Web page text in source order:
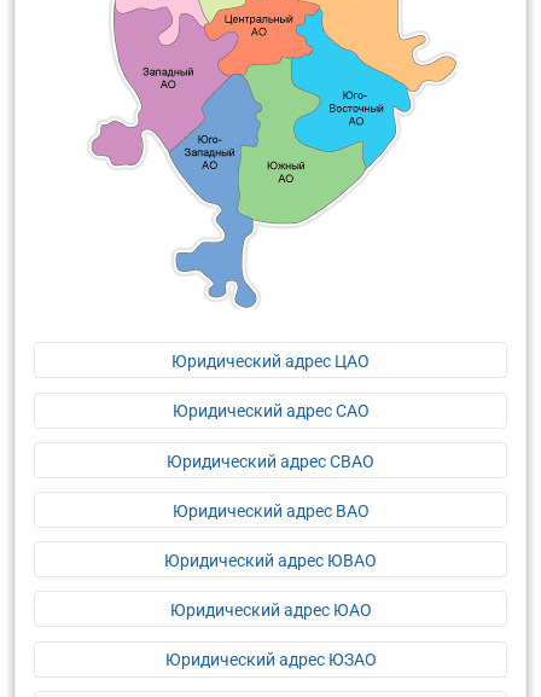
Юридический адрес ЦАО
Юридический адрес САО
Юридический адрес СВАО
Юридический адрес ВАО
Юридический адрес ЮВАО
Юридический адрес ЮАО
Юридический адрес ЮЗАО